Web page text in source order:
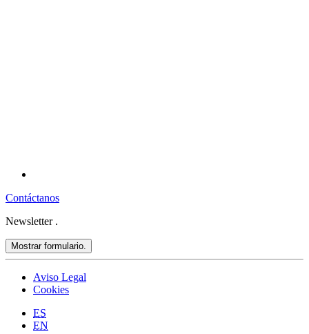
Contáctanos
Newsletter .
Mostrar formulario.
Aviso Legal
Cookies
ES
EN